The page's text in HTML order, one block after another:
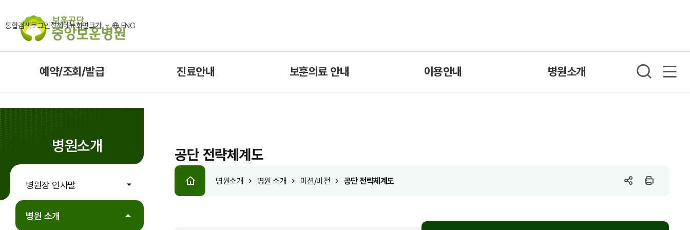
통합검색로그인전체메뉴화면크기 ENG
예약/조회/발급 진료안내 보훈의료 안내 이용안내 병원소개
병원소개
병원장 인사말
병원 소개
공단 전략체계도
병원소개 병원 소개 미션/비전 공단 전략체계도
SNS인